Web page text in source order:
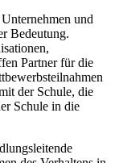
und
Bedeutung.
Partner für die
der Schule, die
Schule in die